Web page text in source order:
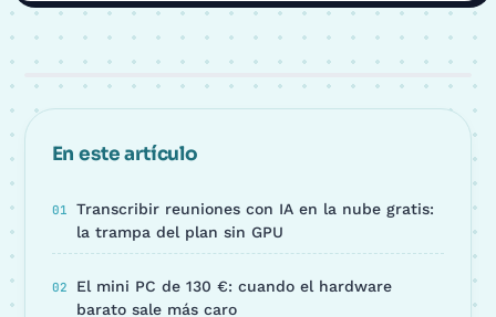
En este artículo
Transcribir reuniones con IA en la nube gratis:
la trampa del plan sin GPU
El mini PC de 130 €: cuando el hardware
barato sale más caro